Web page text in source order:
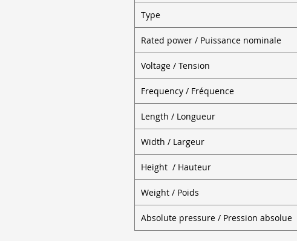
Type
Rated power / Puissance nominale
Voltage / Tension
Frequency / Fréquence
Length / Longueur
Width / Largeur
Height / Hauteur
Weight / Poids
Absolute pressure / Pression absolue